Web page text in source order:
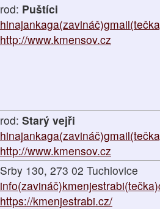
rod: Puštíci
http://www.kmensov.cz
rod: Starý vejři
http://www.kmensov.cz
Srby 130, 273 02 Tuchlovice
https://kmenjestrabi.cz/